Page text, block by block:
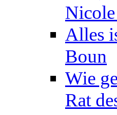
Alles
Boun
Wie
Rat